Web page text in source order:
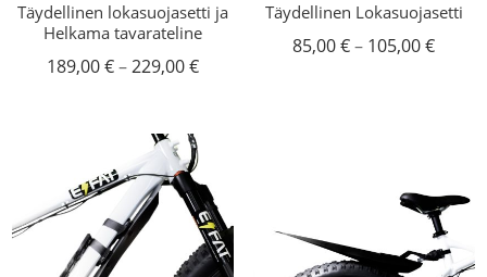
Täydellinen lokasuojasetti ja
Helkama tavarateline
189,00€–229,00€Hintaluokka:
229,00 €
Täydellinen Lokasuojasetti
85,00€– 105,00€